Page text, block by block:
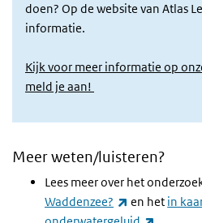
doen? Op de website van Atlas
informatie.
Kijk voor meer informatie op
meld je aan!
Meer weten/luisteren?
Lees meer over het
Waddenzee?
(externe link)
en het in